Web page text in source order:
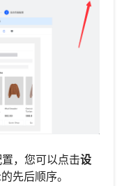
，您可以点击设
先后顺序。